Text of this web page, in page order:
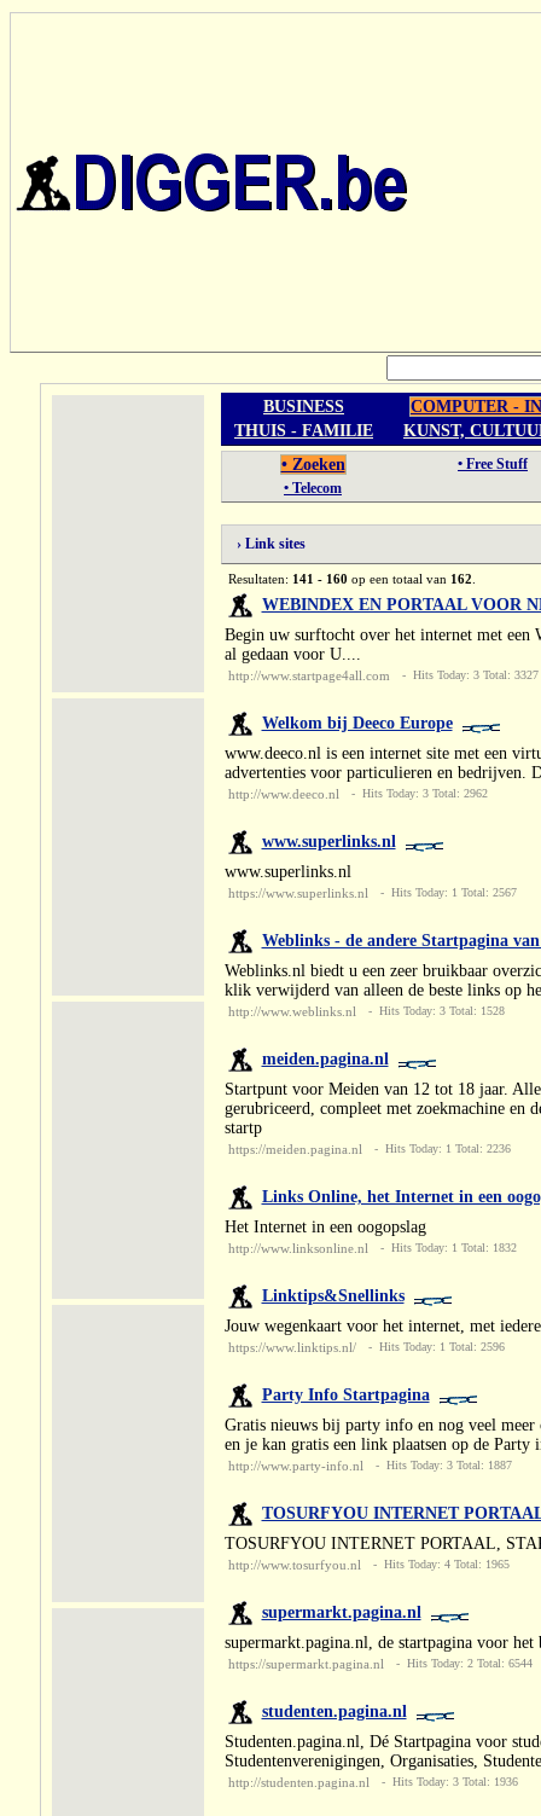
BUSINESS
COMPUTER -
THUIS - FAMILIE
KUNST,
• Zoeken
• Free Stuff
• Telecom
› Link sites
Resultaten: 141 - 160 op een totaal van 162
WEBINDEX EN PORTAAL VOOR
Begin uw surftocht over het internet met
al gedaan voor U....
http://www.startpage4all.com - Hits Today: 3 Total: 3327
Welkom bij Deeco Europe
www.deeco.nl is een internet site met een
advertenties voor particulieren en bedrijven.
http://www.deeco.nl - Hits Today: 3 Total: 2962
www.superlinks.nl
www.superlinks.nl
https://www.superlinks.nl - Hits Today: 1 Total: 2567
Weblinks - de andere Startpagina
Weblinks.nl biedt u een zeer bruikbaar
klik verwijderd van alleen de beste links op
http://www.weblinks.nl - Hits Today: 3 Total: 1528
meiden.pagina.nl
Startpunt voor Meiden van 12 tot 18 jaar.
gerubriceerd, compleet met zoekmachine en
startp
https://meiden.pagina.nl - Hits Today: 1 Total: 2236
Links Online, het Internet in een
Het Internet in een oogopslag
http://www.linksonline.nl - Hits Today: 1 Total: 1832
Linktips&Snellinks
Jouw wegenkaart voor het internet, met
https://www.linktips.nl/ - Hits Today: 1 Total: 2596
Party Info Startpagina
Gratis nieuws bij party info en nog veel meer
en je kan gratis een link plaatsen op de
http://www.party-info.nl - Hits Today: 3 Total: 1887
TOSURFYOU INTERNET
TOSURFYOU INTERNET PORTAAL,
http://www.tosurfyou.nl - Hits Today: 4 Total: 1965
supermarkt.pagina.nl
supermarkt.pagina.nl, de startpagina voor
https://supermarkt.pagina.nl - Hits Today: 2 Total: 6544
studenten.pagina.nl
Studenten.pagina.nl, Dé Startpagina voor
Studentenverenigingen, Organisaties,
http://studenten.pagina.nl - Hits Today: 3 Total: 1936